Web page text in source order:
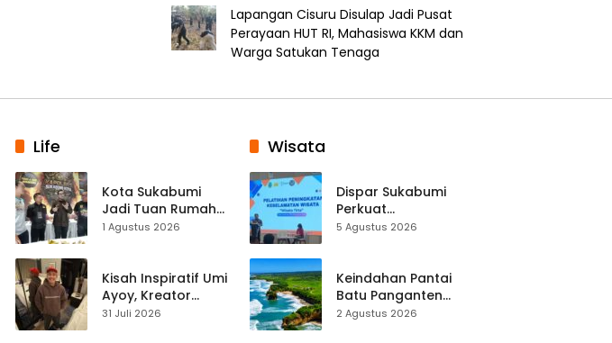
Lapangan Cisuru Disulap Jadi Pusat
Perayaan HUT RI, Mahasiswa KKM dan
Warga Satukan Tenaga
Life
Kota Sukabumi
Jadi Tuan Rumah
Kontes Batu Akik
1 Agustus 2026
Kisah Inspiratif Umi
Ayoy, Kreator
TikTok Asal
31 Juli 2026
Wisata
Dispar Sukabumi
Perkuat
Keselamatan
Mitigasi hingga
Teknik Evakuasi
5 Agustus 2026
Keindahan Pantai
Batu Panganten
Mulai Dilirik
2 Agustus 2026